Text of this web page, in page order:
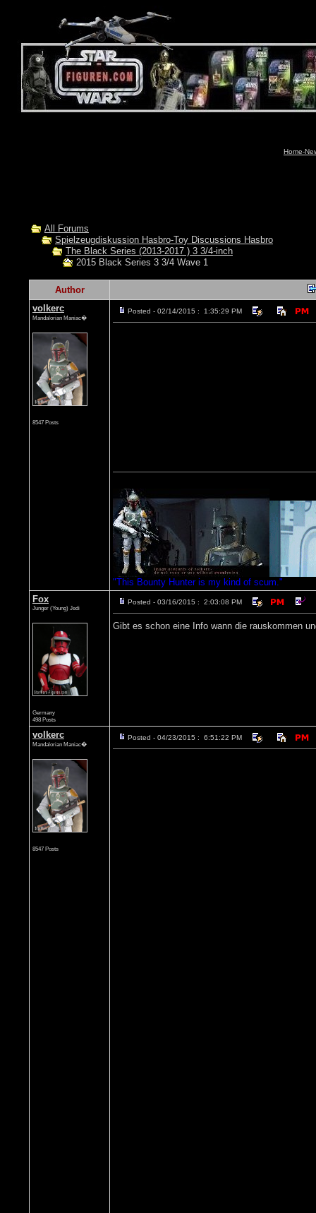
Home-
All Forums
Spielzeugdiskussion Hasbro-Toy Discussions Hasbro
The Black Series (2013-2017 ) 3 3/4-inch
2015 Black Series 3 3/4 Wave 1
Author
volkerc
Mandalorian Maniac�
8547 Posts
Posted - 02/14/2015 : 1:35:29 PM
"This Bounty Hunter is my kind of scum."
Fox
Junger (Young) Jedi
Germany
498 Posts
Posted - 03/16/2015 : 2:03:08 PM
Gibt es schon eine Info wann die rauskommen
volkerc
Mandalorian Maniac�
8547 Posts
Posted - 04/23/2015 : 6:51:22 PM